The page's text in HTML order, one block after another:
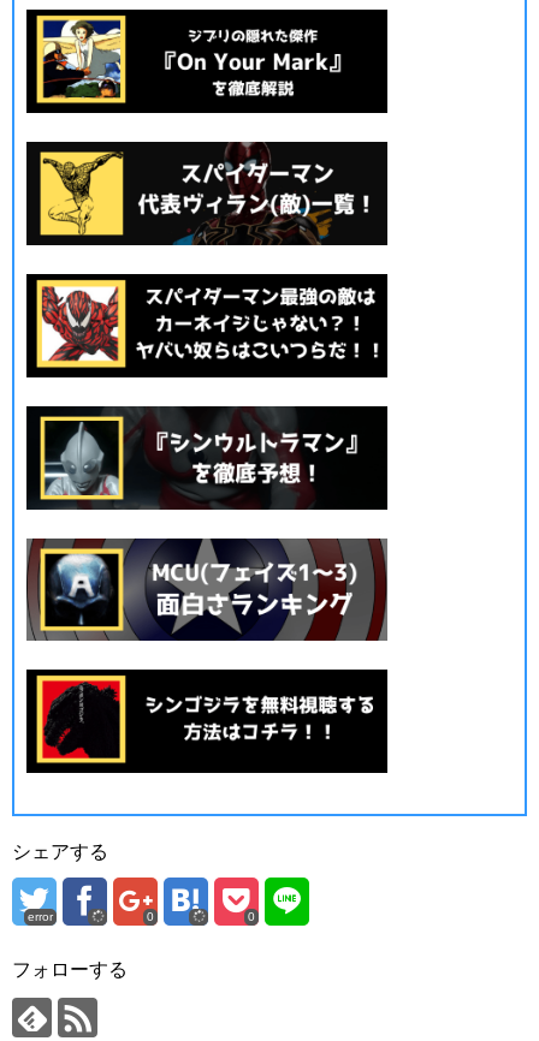
シェアする
error 0 0
フォローする